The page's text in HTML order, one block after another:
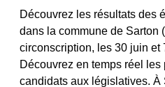
Découvrez les résultats des
dans la commune de Sarton
circonscription, les 30 juin et
Découvrez en temps réel les
candidats aux législatives. À